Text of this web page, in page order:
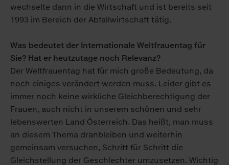
wechselte dann in die Wirt­schaft und ist bereits seit
1993 im Bereich der Abfall­wirtschaft tätig.
Was bedeutet der Internationale Welt­frauen­tag für
Sie? Hat er heut­zu­tage noch Relevanz?
Der Welt­frauen­tag hat für mich große Bedeutung, da
noch einiges verändert werden muss. Leider gibt es
immer noch keine wirkliche Gleichberechtigung der
Frauen, auch nicht in unserem schönen und sehr
lebens­werten Land Österreich. Das heißt, man muss
an diesem Thema dranbleiben und weiterhin
gemeinsam versuchen, Schritt für Schritt die
Gleichstellung der Ge­schlechter um­zu­setzen. Wichtig